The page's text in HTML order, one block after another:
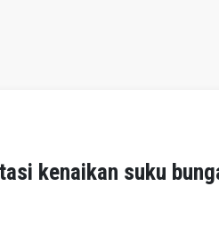
kenaikan suku